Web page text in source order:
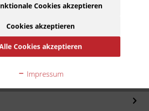
Racing Bremsscheibe...
Cookies akzeptieren
Cookies akzeptieren
Cookies akzeptieren
Impressum